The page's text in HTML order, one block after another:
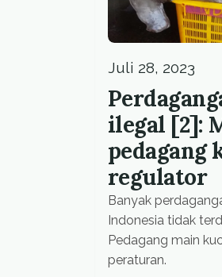
Juli 28, 2023
ilegal [2]:
pedagang
regulator
Banyak
Indonesia tidak
Pedagang main
peraturan.